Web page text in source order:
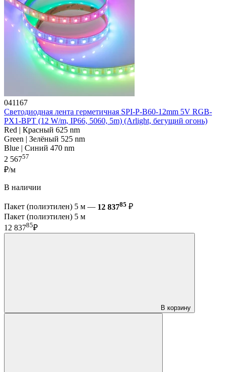
041167
Светодиодная лента герметичная SPI-P-B60-12mm 5V RGB-
PX1-BPT (12 W/m, IP66, 5060, 5m) (Arlight, бегущий огонь)
Red | Красный 625 nm
Green | Зелёный 525 nm
Blue | Синий 470 nm
2 56757
₽/м
В наличии
Пакет (полиэтилен) 5 м — 12 83785 ₽
Пакет (полиэтилен) 5 м
12 83785₽
В корзину